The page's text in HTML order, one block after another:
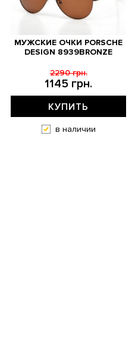
МУЖСКИЕ ОЧКИ PORSCHE
DESIGN 8939BRONZE
1145 грн.
2290 грн.
КУПИТЬ
в наличии